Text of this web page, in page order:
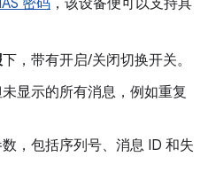
下，带有开启/关闭切换开关。
显示的所有消息，例如重复
，包括序列号、消息 ID 和失